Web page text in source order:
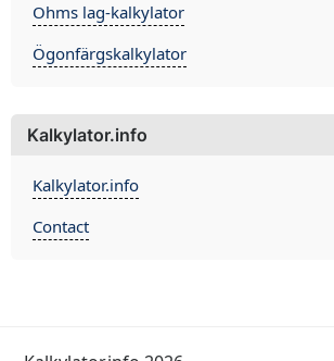
Ohms lag-kalkylator
Ögonfärgskalkylator
Kalkylator.info
Kalkylator.info
Contact